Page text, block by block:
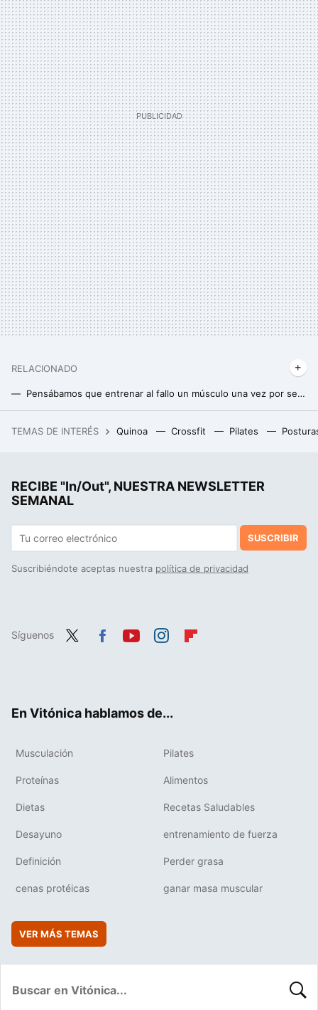
RELACIONADO
Pensábamos que entrenar al fallo un músculo una vez por semana estaba bien, pero un nuevo estudio nos dice que estábamos equivocados
TEMAS DE INTERÉS Quinoa Crossfit Pilates
RECIBE "In/Out", NUESTRA NEWSLETTER
SEMANAL
SUSCRIBIR
Suscribiéndote aceptas nuestra política de privacidad
Síguenos
En Vitónica hablamos de...
Musculación Pilates
Proteínas Alimentos
Dietas Recetas Saludables
Desayuno entrenamiento de fuerza
Definición Perder grasa
cenas protéicas ganar masa muscular
VER MÁS TEMAS